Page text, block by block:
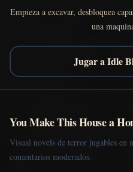
Empieza a excavar, desbloquea
una
Jugar a Idle
You Make This House a
Visual novels de terror jugables en
comentarios moderados.